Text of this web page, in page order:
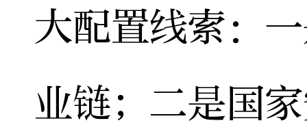
大配置线索：
业链；二是国